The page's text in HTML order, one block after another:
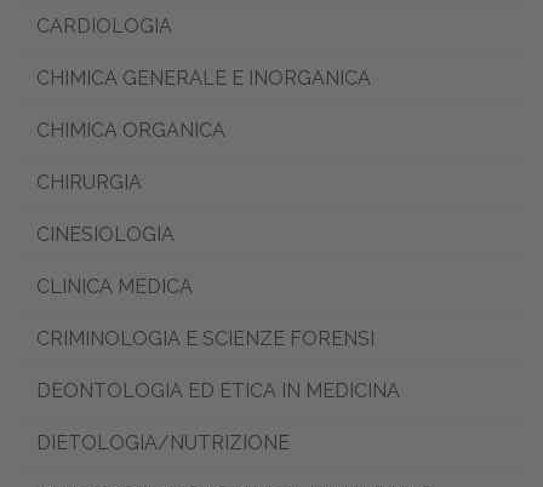
CARDIOLOGIA
CHIMICA GENERALE E INORGANICA
CHIMICA ORGANICA
CHIRURGIA
CINESIOLOGIA
CLINICA MEDICA
CRIMINOLOGIA E SCIENZE FORENSI
DEONTOLOGIA ED ETICA IN MEDICINA
DIETOLOGIA/NUTRIZIONE